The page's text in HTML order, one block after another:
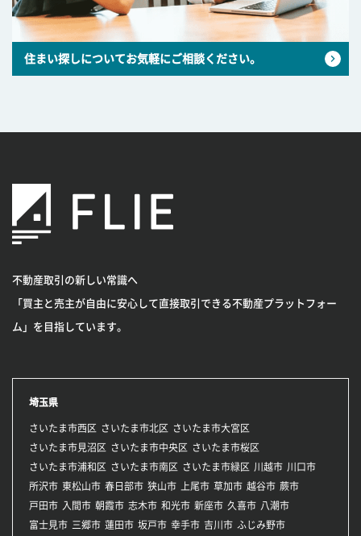
住まい探しについてお気軽にご相談ください。
不動産取引の新しい常識へ
「買主と売主が自由に安心して直接取引できる不動産プラットフォー
ム」を目指しています。
埼玉県
さいたま市西区 さいたま市北区
さいたま市大宮区
さいたま市見沼区
さいたま市中央区
さいたま市桜区
さいたま市浦和区
さいたま市南区 さいたま市緑区 川越市 川口市
所沢市 東松山市 春日部市 狭山市 上尾市 草加市 越谷市 蕨市
戸田市 入間市 朝霞市 志木市 和光市 新座市 久喜市 八潮市
富士見市 三郷市 蓮田市 坂戸市 幸手市 吉川市 ふじみ野市